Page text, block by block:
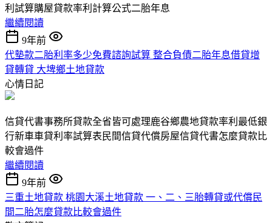
利試算購屋貸款率利計算公式二胎年息
繼續閱讀
9年前
代墊款二胎利率多少免費諮詢試算 整合負債二胎年息借貸增
貸轉貸 大埤鄉土地貸款
心情日記
信貸代書事務所貸款全省皆可處理鹿谷鄉農地貸款率利最低銀
行新車車貸利率試算表民間信貸代償房屋信貸代書怎麼貸款比
較會過件
繼續閱讀
9年前
三重土地貸款 桃園大溪土地貸款 一、二、三胎轉貸或代償民
間二胎怎麼貸款比較會過件